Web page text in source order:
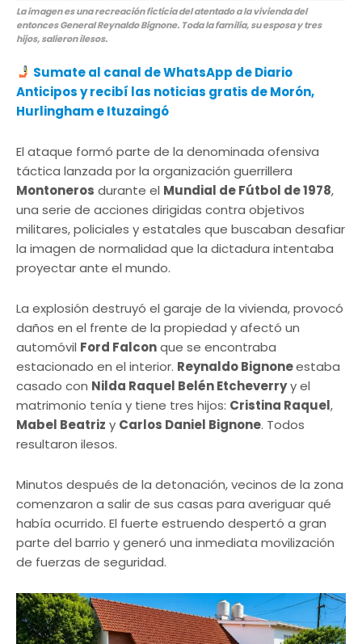
La imagen es una recreación ficticia del atentado a la vivienda del
entonces General Reynaldo Bignone. Toda la familia, su esposa y tres
hijos, salieron ilesos.
Sumate al canal de WhatsApp de Diario
Anticipos y recibí las noticias gratis de Morón,
Hurlingham e Ituzaingó
El ataque formó parte de la denominada ofensiva
táctica lanzada por la organización guerrillera
Montoneros durante el Mundial de Fútbol de 1978,
una serie de acciones dirigidas contra objetivos
militares, policiales y estatales que buscaban desafiar
la imagen de normalidad que la dictadura intentaba
proyectar ante el mundo.
La explosión destruyó el garaje de la vivienda, provocó
daños en el frente de la propiedad y afectó un
automóvil Ford Falconque se encontraba
estacionado en el interior. Reynaldo Bignoneestaba
casado con Nilda Raquel Belén Etcheverryy el
matrimonio tenía y tiene tres hijos: Cristina Raquel,
Mabel Beatriz y Carlos Daniel Bignone. Todos
resultaron ilesos.
Minutos después de la detonación, vecinos de la zona
comenzaron a salir de sus casas para averiguar qué
había ocurrido. El fuerte estruendo despertó a gran
parte del barrio y generó una inmediata movilización
de fuerzas de seguridad.